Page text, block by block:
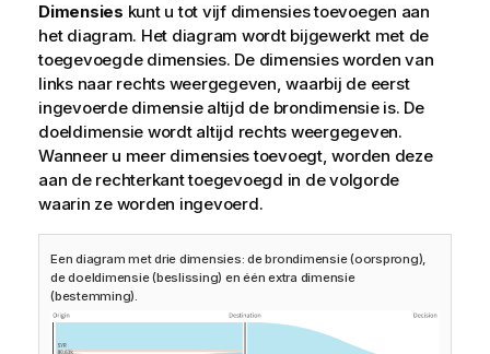
Dimensies kunt u tot vijf dimensies toevoegen aan
het diagram. Het diagram wordt bijgewerkt met de
toegevoegde dimensies. De dimensies worden van
links naar rechts weergegeven, waarbij de eerst
ingevoerde dimensie altijd de brondimensie is. De
doeldimensie wordt altijd rechts weergegeven.
Wanneer u meer dimensies toevoegt, worden deze
aan de rechterkant toegevoegd in de volgorde
waarin ze worden ingevoerd.
Een diagram met drie dimensies: de brondimensie (oorsprong),
de doeldimensie (beslissing) en één extra dimensie
(bestemming).